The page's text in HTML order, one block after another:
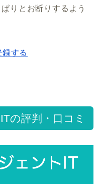
りとお断りするよう
する
の評判・口コミ